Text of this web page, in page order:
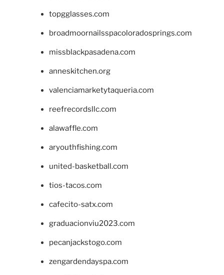
topgglasses.com
broadmoornailsspacoloradosprings.com
missblackpasadena.com
anneskitchen.org
valenciamarketytaqueria.com
reefrecordsllc.com
alawaffle.com
aryouthfishing.com
united-basketball.com
tios-tacos.com
cafecito-satx.com
graduacionviu2023.com
pecanjackstogo.com
zengardendayspa.com